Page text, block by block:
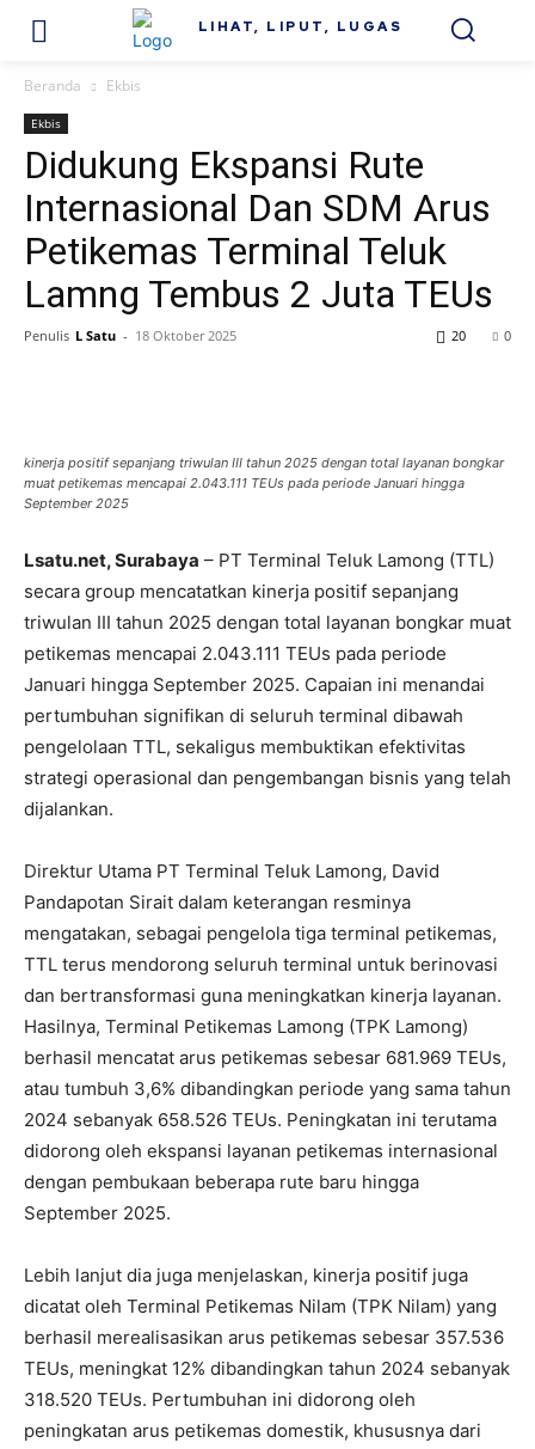
LIHAT, LIPUT, LUGAS
Beranda Ekbis
Ekbis
Didukung Ekspansi Rute
Internasional Dan SDM Arus
Petikemas Terminal Teluk
Lamng Tembus 2 Juta TEUs
Penulis L Satu - 18 Oktober 2025 0
20
kinerja positif sepanjang triwulan III tahun 2025 dengan total layanan bongkar
muat petikemas mencapai 2.043.111 TEUs pada periode Januari hingga
September 2025
Lsatu.net, Surabaya – PT Terminal Teluk Lamong (TTL)
secara group mencatatkan kinerja positif sepanjang
triwulan III tahun 2025 dengan total layanan bongkar muat
petikemas mencapai 2.043.111 TEUs pada periode
Januari hingga September 2025. Capaian ini menandai
pertumbuhan signifikan di seluruh terminal dibawah
pengelolaan TTL, sekaligus membuktikan efektivitas
strategi operasional dan pengembangan bisnis yang telah
dijalankan.
Direktur Utama PT Terminal Teluk Lamong, David
Pandapotan Sirait dalam keterangan resminya
mengatakan, sebagai pengelola tiga terminal petikemas,
TTL terus mendorong seluruh terminal untuk berinovasi
dan bertransformasi guna meningkatkan kinerja layanan.
Hasilnya, Terminal Petikemas Lamong (TPK Lamong)
berhasil mencatat arus petikemas sebesar 681.969 TEUs,
atau tumbuh 3,6% dibandingkan periode yang sama tahun
2024 sebanyak 658.526 TEUs. Peningkatan ini terutama
didorong oleh ekspansi layanan petikemas internasional
dengan pembukaan beberapa rute baru hingga
September 2025.
Lebih lanjut dia juga menjelaskan, kinerja positif juga
dicatat oleh Terminal Petikemas Nilam (TPK Nilam) yang
berhasil merealisasikan arus petikemas sebesar 357.536
TEUs, meningkat 12% dibandingkan tahun 2024 sebanyak
318.520 TEUs. Pertumbuhan ini didorong oleh
peningkatan arus petikemas domestik, khususnya dari